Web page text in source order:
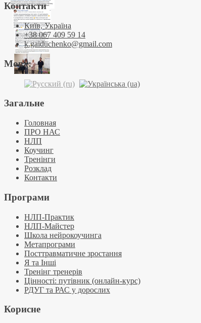
Контакти
Київ, Україна
+38 067 409 59 14
k.gaiduchenko@gmail.com
Мова:
Загальне
Головная
ПРО НАС
НЛП
Коучинг
Тренінги
Розклад
Контакти
Програми
НЛП-Практик
НЛП-Майстер
Школа нейрокоучинга
Метапрограми
Посттравматичне зростання
Я та Інші
Тренінг тренерів
Цінності: путівник (онлайн-курс)
РДУГ та РАС у дорослих
Корисне